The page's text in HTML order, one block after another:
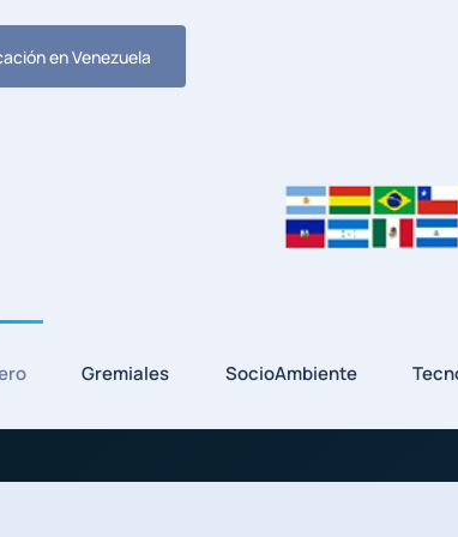
en Venezuela
Gremiales SocioAmbiente